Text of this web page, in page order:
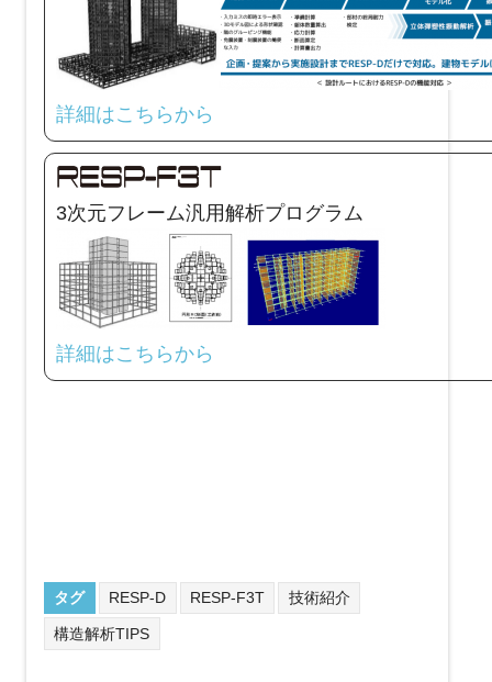
詳細はこちらから
3次元フレーム汎用解析プログラム
詳細はこちらから
タグ RESP-D RESP-F3T 技術紹介
構造解析TIPS